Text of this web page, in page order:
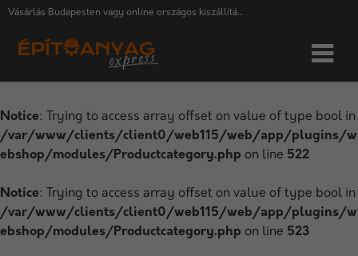
Notice: Trying to access array offset on value of type bool in
/var/www/clients/client0/web115/web/app/plugins/w
ebshop/modules/Productcategory.php on line 522
Notice: Trying to access array offset on value of type bool in
/var/www/clients/client0/web115/web/app/plugins/w
ebshop/modules/Productcategory.php on line 523
Vásárlás Budapesten vagy online országos kiszállítással